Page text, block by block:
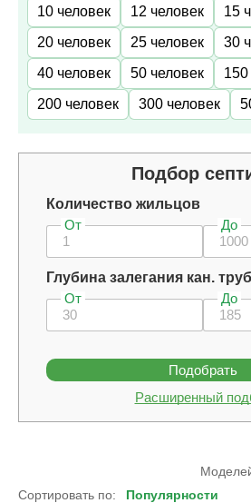
10 человек
12 человек
15
20 человек
25 человек
30
40 человек
50 человек
150
200 человек
300 человек
Подбор
Количество жильцов
От
До
Глубина залегания кан.
От
До
Подобрать
Расширенный
Сортировать по: